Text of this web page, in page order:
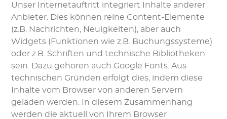
Unser Internetauftritt integriert Inhalte anderer
Anbieter. Dies können reine Content-Elemente
(z.B. Nachrichten, Neuigkeiten), aber auch
Widgets (Funktionen wie z.B. Buchungssysteme)
oder z.B. Schriften und technische Bibliotheken
sein. Dazu gehören auch Google Fonts. Aus
technischen Gründen erfolgt dies, indem diese
Inhalte vom Browser von anderen Servern
geladen werden. In diesem Zusammenhang
werden die aktuell von Ihrem Browser